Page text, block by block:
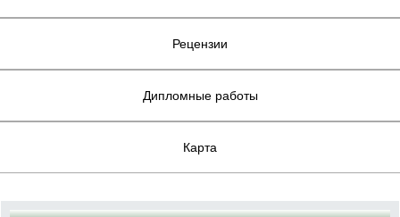
Рецензии
Дипломные работы
Карта